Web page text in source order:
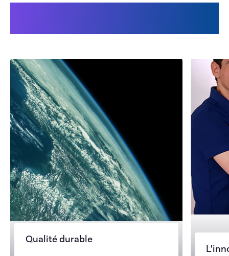
Qualité durable